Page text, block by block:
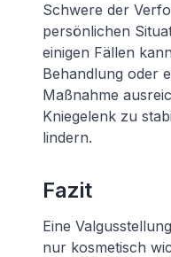
Schwere der
persönlichen
einigen Fällen
Behandlung oder
Maßnahme
Kniegelenk zu
lindern.
Fazit
Eine
nur kosmetisch